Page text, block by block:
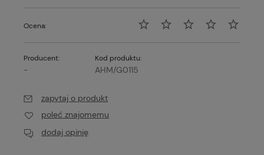
Ocena:
Producent:
-
Kod produktu:
AHM/G0115
zapytaj o produkt
poleć znajomemu
dodaj opinię